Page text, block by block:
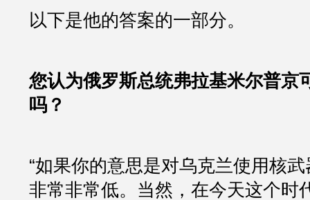
以下是他的答案的一部分。
您认为俄罗斯总统弗拉基米尔普京
吗？
“如果你的意思是对乌克兰使用核
非常非常低。当然，在今天这个时